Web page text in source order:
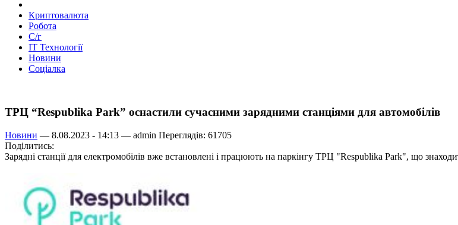
Криптовалюта
Робота
С/г
ІТ Технології
Новини
Соціалка
ТРЦ “Respublika Park” оснастили сучасними зарядними станціями для автомобілів
Новини — 8.08.2023 - 14:13 — admin Переглядів: 61705
Поділитись:
Зарядні станції для електромобілів вже встановлені і працюють на паркінгу ТРЦ "Respublika Park", що